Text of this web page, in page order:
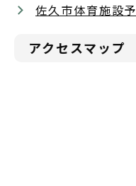
佐久市体育施設
アクセスマップ